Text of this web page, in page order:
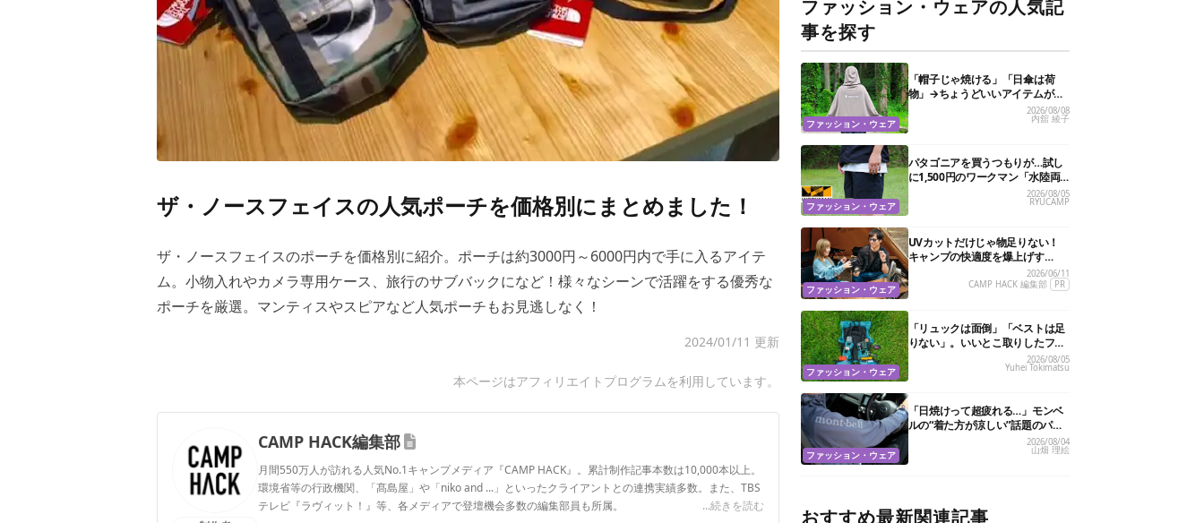
ザ・ノースフェイスの人気ポーチを価格別にまとめました！
ザ・ノースフェイスのポーチを価格別に紹介。ポーチは約3000円～6000円内で手に入るアイテ
ム。小物入れやカメラ専用ケース、旅行のサブバックになど！様々なシーンで活躍をする優秀な
ポーチを厳選。マンティスやスピアなど人気ポーチもお見逃しなく！
2024/01/11 更新
本ページはアフィリエイトプログラムを利用しています。
CAMP HACK編集部
月間550万人が訪れる人気No.1キャンプメディア『CAMP HACK』。累計制作記事本数は10,000本以上。
環境省等の行政機関、「髙島屋」や「niko and ...」といったクライアントとの連携実績多数。また、TBS
テレビ『ラヴィット！』等、各メディアで登壇機会多数の編集部員も所属。
...続きを読む
ファッション・ウェアの人気記
事を探す
ファッション・ウェア
「帽子じゃ焼ける」「日傘は荷
物」→ちょうどいいアイテムがス
ノーピークにありました
2026/08/08
内舘 綾子
ファッション・ウェア
パタゴニアを買うつもりが…試し
に1,500円のワークマン「水陸両
用ショートパンツ」を選んだら大
正解だった
2026/08/05
RYUCAMP
ファッション・ウェア
UVカットだけじゃ物足りない！
キャンプの快適度を爆上げす
る“特殊機能”サングラス3選2026/06/11
CAMP HACK 編集部
PR
ファッション・ウェア
「リュックは面倒」「ベストは足
りない」。いいとこ取りしたフェ
ス特化バッグがあるんです2026/08/05
Yuhei Tokimatsu
ファッション・ウェア
「日焼けって超疲れる…」モンベ
ルの“着た方が涼しい”話題のパー
カ試したら、真夏の救世主だった
2026/08/04
山畑 理絵
おすすめ最新関連記事